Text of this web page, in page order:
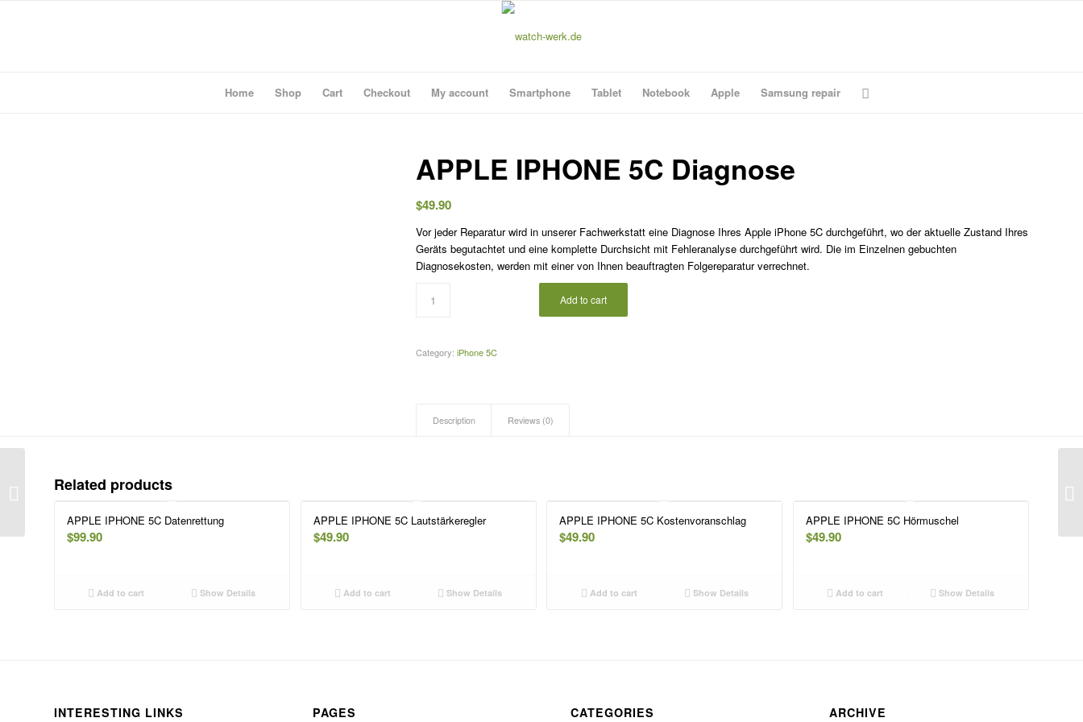
Home Shop Cart Checkout My account Smartphone Tablet Notebook Apple Samsung repair
APPLE IPHONE 5C Diagnose
$49.90
Vor jeder Reparatur wird in unserer Fachwerkstatt eine Diagnose Ihres Apple iPhone 5C durchgeführt, wo der aktuelle Zustand Ihres
Geräts begutachtet und eine komplette Durchsicht mit Fehleranalyse durchgeführt wird. Die im Einzelnen gebuchten
Diagnosekosten, werden mit einer von Ihnen beauftragten Folgereparatur verrechnet.
Add to cart
Category:iPhone 5C
Description Reviews (0)
Related products
APPLE IPHONE 5C Datenrettung
$99.90
Add to cart Show Details
APPLE IPHONE 5C Lautstärkeregler
$49.90
Add to cart Show Details
APPLE IPHONE 5C Kostenvoranschlag
$49.90
Add to cart Show Details
APPLE IPHONE 5C Hörmuschel
$49.90
Add to cart Show Details
INTERESTING LINKS PAGES CATEGORIES ARCHIVE
APPLE IPHONE 5C